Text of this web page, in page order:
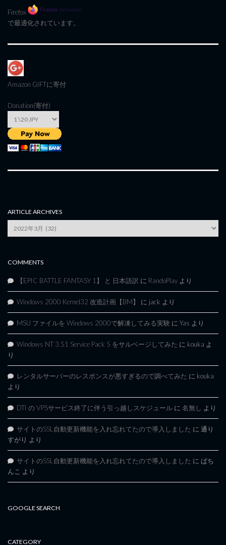
Firefox
で最適化されています。
Amazon GIFTに寄付
Donation(寄付)
ARTICLE ARCHIVES
Archives
COMMENTS
【EPIC BATTLE FANTASY 1】 と 日本語訳 に RandoPlay より
Windows 2000 Kernel32 改造計画【BM】 に jack より
MSU ファイルを Windows 2000で解凍してみる実験 に Yas より
Windows NT 3.51 Service Pack 5 をサルベージしてみた に kouka よ
り
レンタルサーバーのレスポンスが悪すぎるので調べてみた に kouka
より
DTI の VPSサービス終了に伴う引っ越しスケジュール に 名無し より
サイトのSSL自動更新機能を入れ忘れてたので導入しました に 通り
すがり より
サイトのSSL自動更新機能を入れ忘れてたので導入しました に ぱち
んこ より
GOOGLE SEARCH
CATEGORY